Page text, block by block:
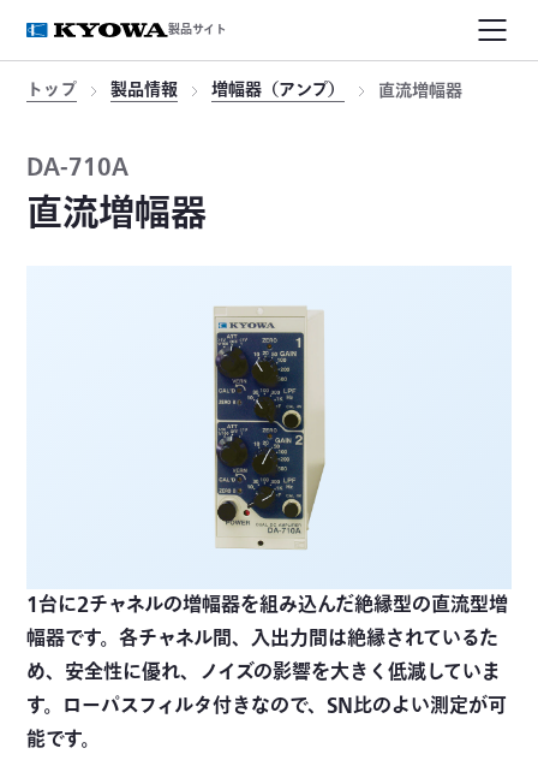
製品サイト
トップ 製品情報 増幅器（アンプ） 直流増幅器
DA-710A
直流増幅器
1台に2チャネルの増幅器を組み込んだ絶縁型の直流型増
幅器です。各チャネル間、入出力間は絶縁されているた
め、安全性に優れ、ノイズの影響を大きく低減していま
す。ローパスフィルタ付きなので、SN比のよい測定が可
能です。